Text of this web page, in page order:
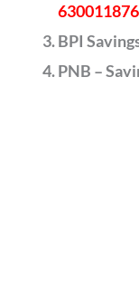
630011876
BPI
PNB –